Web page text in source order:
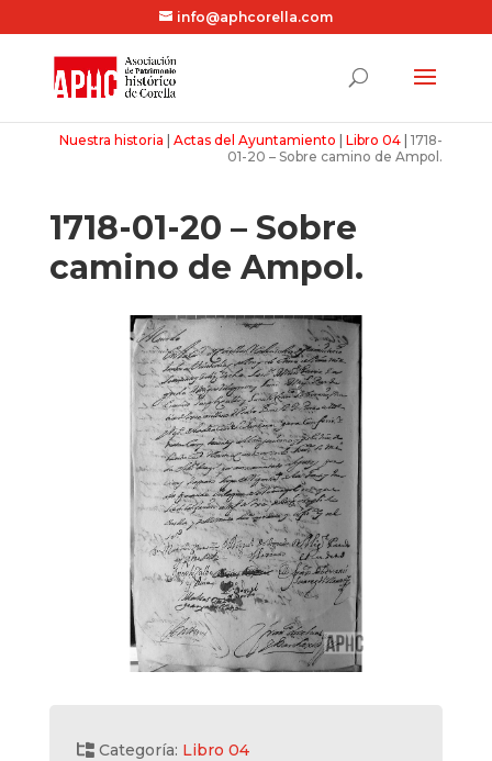
info@aphcorella.com
Nuestra historia |Actas del Ayuntamiento |Libro 04 |1718-
01-20 – Sobre camino de Ampol.
1718-01-20 – Sobre
camino de Ampol.
Categoría: Libro 04